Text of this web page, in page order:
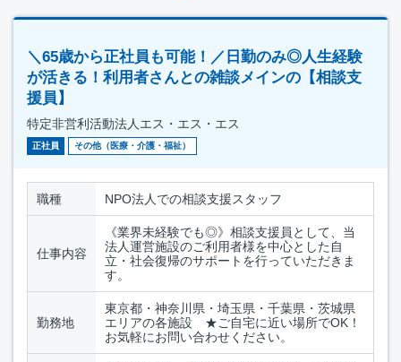
＼65歳から正社員も可能！／日勤のみ◎人生経験
が活きる！利用者さんとの雑談メインの【相談支
援員】
特定非営利活動法人エス・エス・エス
正社員 その他（医療・介護・福祉）
職種 NPO法人での相談支援スタッフ
仕事内容
《業界未経験でも◎》相談支援員として、当
法人運営施設のご利用者様を中心とした自
立・社会復帰のサポートを行っていただきま
す。
勤務地
東京都・神奈川県・埼玉県・千葉県・茨城県
エリアの各施設 ★ご自宅に近い場所でOK！
お気軽にお問い合わせください。